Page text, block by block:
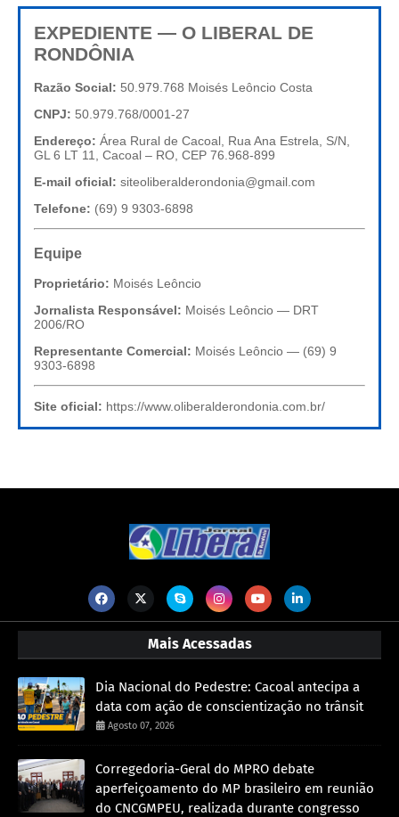
EXPEDIENTE — O LIBERAL DE
RONDÔNIA
Razão Social: 50.979.768 Moisés Leôncio Costa
CNPJ: 50.979.768/0001-27
Endereço: Área Rural de Cacoal, Rua Ana Estrela, S/N,
GL 6 LT 11, Cacoal – RO, CEP 76.968-899
E-mail oficial: siteoliberalderondonia@gmail.com
Telefone: (69) 9 9303-6898
Equipe
Proprietário: Moisés Leôncio
Jornalista Responsável: Moisés Leôncio — DRT
2006/RO
Representante Comercial: Moisés Leôncio — (69) 9
9303-6898
Site oficial: https://www.oliberalderondonia.com.br/
Mais Acessadas
Dia Nacional do Pedestre: Cacoal antecipa a
data com ação de conscientização no trânsit
Agosto 07, 2026
Corregedoria-Geral do MPRO debate
aperfeiçoamento do MP brasileiro em reunião
do CNCGMPEU, realizada durante congresso